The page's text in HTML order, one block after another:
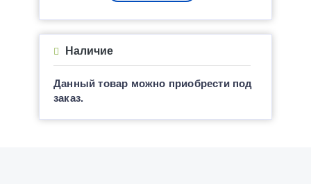
Наличие
Данный товар можно приобрести под
заказ.